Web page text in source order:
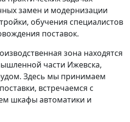
замен и модернизации
обучения специалистов
поставок.
зона находятся
части Ижевска,
Здесь мы принимаем
встречаемся с
шкафы автоматики и